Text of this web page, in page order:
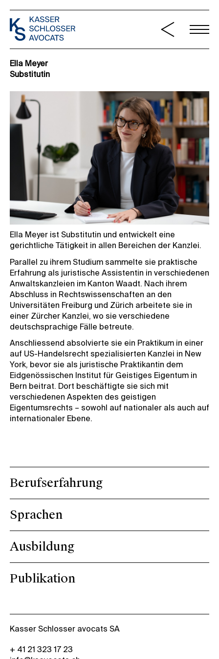
Ella Meyer
Substitutin
Ella Meyer ist Substitutin und entwickelt eine
gerichtliche Tätigkeit in allen Bereichen der Kanzlei.
Parallel zu ihrem Studium sammelte sie praktische
Erfahrung als juristische Assistentin in verschiedenen
Anwaltskanzleien im Kanton Waadt. Nach ihrem
Abschluss in Rechtswissenschaften an den
Universitäten Freiburg und Zürich arbeitete sie in
einer Zürcher Kanzlei, wo sie verschiedene
deutschsprachige Fälle betreute.
Anschliessend absolvierte sie ein Praktikum in einer
auf US-Handelsrecht spezialisierten Kanzlei in New
York, bevor sie als juristische Praktikantin dem
Eidgenössischen Institut für Geistiges Eigentum in
Bern beitrat. Dort beschäftigte sie sich mit
verschiedenen Aspekten des geistigen
Eigentumsrechts – sowohl auf nationaler als auch auf
internationaler Ebene.
Berufserfahrung
Sprachen
Ausbildung
Publikation
Kasser Schlosser avocats SA
+ 41 21 323 17 23